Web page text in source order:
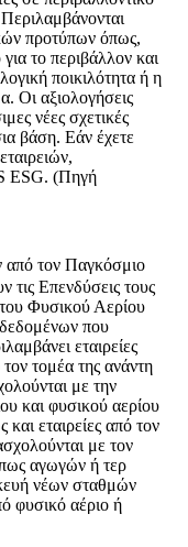
προτύπων όπως,
το περιβάλλον και
ποικιλότητα ή η
Οι αξιολογήσεις
νέες σχετικές
βάση. Εάν έχετε
ESG. (Πηγή
από τον Παγκόσμιο
Επενδύσεις τους
Φυσικού Αερίου
που
εταιρείες
τομέα της ανάντη
με την
και φυσικού αερίου
εταιρείες από τον
με τον
αγωγών ή τερ
νέων σταθμών
φυσικό αέριο ή